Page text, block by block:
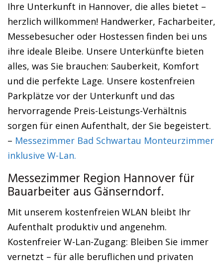
Ihre Unterkunft in Hannover, die alles bietet –
herzlich willkommen! Handwerker, Facharbeiter,
Messebesucher oder Hostessen finden bei uns
ihre ideale Bleibe. Unsere Unterkünfte bieten
alles, was Sie brauchen: Sauberkeit, Komfort
und die perfekte Lage. Unsere kostenfreien
Parkplätze vor der Unterkunft und das
hervorragende Preis-Leistungs-Verhältnis
sorgen für einen Aufenthalt, der Sie begeistert.
– Messezimmer Bad Schwartau Monteurzimmer
inklusive W-Lan.
Messezimmer Region Hannover für
Bauarbeiter aus Gänserndorf.
Mit unserem kostenfreien WLAN bleibt Ihr
Aufenthalt produktiv und angenehm.
Kostenfreier W-Lan-Zugang: Bleiben Sie immer
vernetzt – für alle beruflichen und privaten